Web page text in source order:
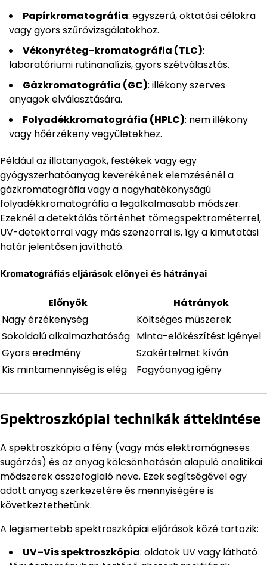
Papírkromatográfia: egyszerű, oktatási célokra
vagy gyors szűrővizsgálatokhoz.
Vékonyréteg-kromatográfia (TLC):
laboratóriumi rutinanalízis, gyors szétválasztás.
Gázkromatográfia (GC): illékony szerves
anyagok elválasztására.
Folyadékkromatográfia (HPLC): nem illékony
vagy hőérzékeny vegyületekhez.
Például az illatanyagok, festékek vagy egy
gyógyszerhatóanyag keverékének elemzésénél a
gázkromatográfia vagy a nagyhatékonyságú
folyadékkromatográfia a legalkalmasabb módszer.
Ezeknél a detektálás történhet tömegspektrométerrel,
UV-detektorral vagy más szenzorral is, így a kimutatási
határ jelentősen javítható.
Kromatográfiás eljárások előnyei és hátrányai
Előnyök
Hátrányok
Nagy érzékenység
Költséges műszerek
Sokoldalú alkalmazhatóság Minta-előkészítést igényel
Gyors eredmény
Szakértelmet kíván
Kis mintamennyiség is elég
Fogyóanyag igény
Spektroszkópiai technikák áttekintése
A spektroszkópia a fény (vagy más elektromágneses
sugárzás) és az anyag kölcsönhatásán alapuló analitikai
módszerek összefoglaló neve. Ezek segítségével egy
adott anyag szerkezetére és mennyiségére is
következtethetünk.
A legismertebb spektroszkópiai eljárások közé tartozik:
UV–Vis spektroszkópia: oldatok UV vagy látható